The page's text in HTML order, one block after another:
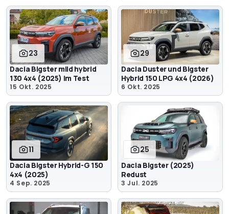
23
Dacia Bigster mild hybrid
130 4x4 (2025) im Test
15 Okt. 2025
29
Dacia Duster und Bigster
Hybrid 150 LPG 4x4 (2026)
6 Okt. 2025
11
Dacia Bigster Hybrid-G 150
4x4 (2025)
4 Sep. 2025
25
Dacia Bigster (2025)
Redust
3 Jul. 2025